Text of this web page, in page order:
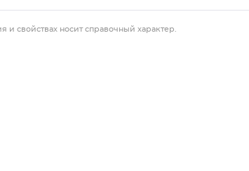
свойствах носит справочный характер.